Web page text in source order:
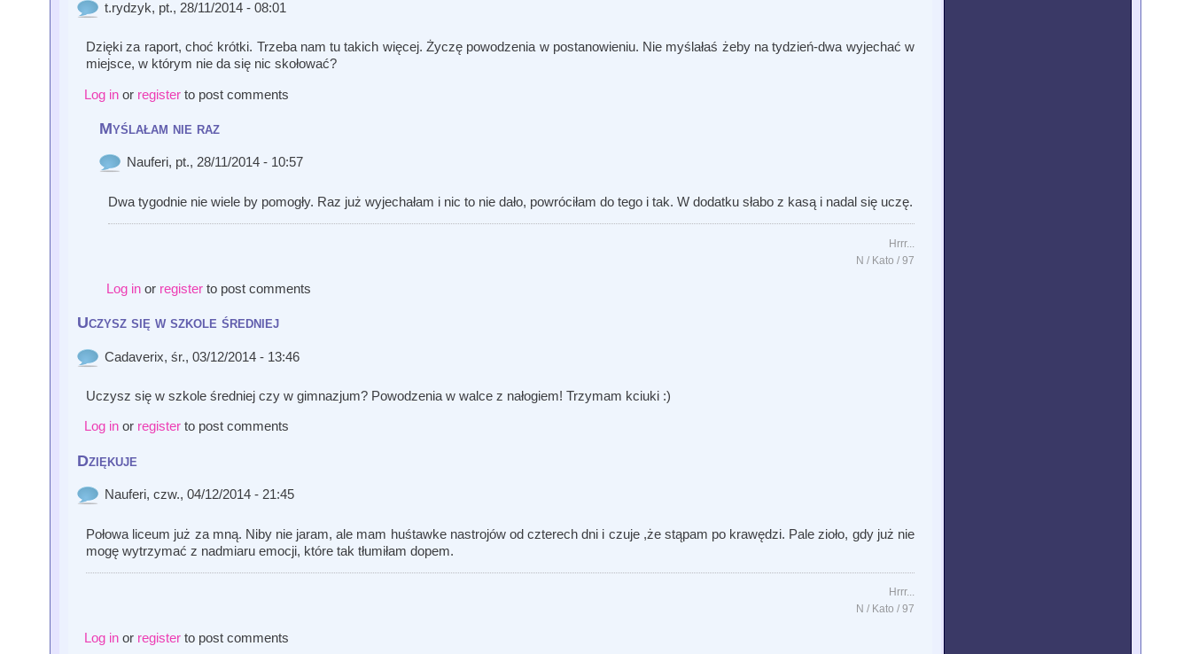
t.rydzyk, pt., 28/11/2014 - 08:01
Dzięki za raport, choć krótki. Trzeba nam tu takich więcej. Życzę powodzenia w postanowieniu. Nie myślałaś żeby na tydzień-dwa wyjechać w
miejsce, w którym nie da się nic skołować?
Log inor registerto post comments
Myślałam nie raz
Nauferi, pt., 28/11/2014 - 10:57
Dwa tygodnie nie wiele by pomogły. Raz już wyjechałam i nic to nie dało, powróciłam do tego i tak. W dodatku słabo z kasą i nadal się uczę.
Hrrr...
N / Kato / 97
Log inor registerto post comments
Uczysz się w szkole średniej
Cadaverix, śr., 03/12/2014 - 13:46
Uczysz się w szkole średniej czy w gimnazjum? Powodzenia w walce z nałogiem! Trzymam kciuki :)
Log inor registerto post comments
Dziękuje
Nauferi, czw., 04/12/2014 - 21:45
Połowa liceum już za mną. Niby nie jaram, ale mam huśtawke nastrojów od czterech dni i czuje ,że stąpam po krawędzi. Pale zioło, gdy już nie
mogę wytrzymać z nadmiaru emocji, które tak tłumiłam dopem.
Hrrr...
N / Kato / 97
Log inor registerto post comments